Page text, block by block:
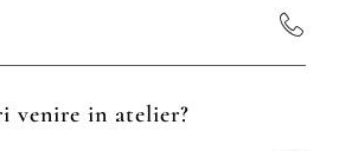
venire in atelier?